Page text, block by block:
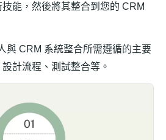
能，然後將其整合到您的 CRM
與 CRM 系統整合所需遵循的主要
計流程、測試整合等。